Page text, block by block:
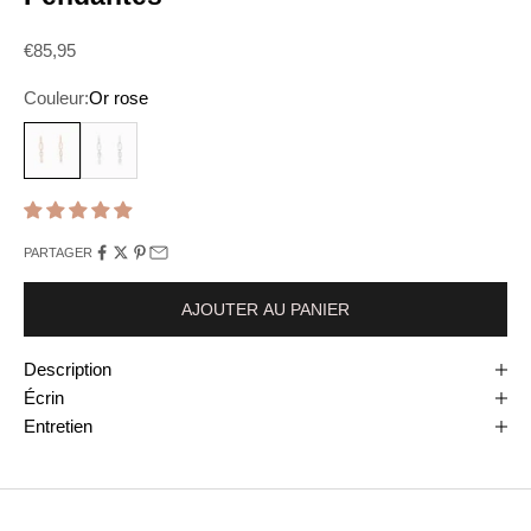
Prix de vente
€85,95
Couleur:Or rose
Or rose
Argent
PARTAGER
AJOUTER AU PANIER
Description
Écrin
Entretien